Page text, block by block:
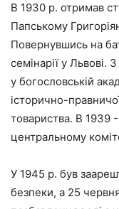
В 1930 р. отримав
Папському
Повернувшись на
семінарії у Львові.
у богословській
історично-
товариства. В 1939
центральному
У 1945 р. був
безпеки, а 25